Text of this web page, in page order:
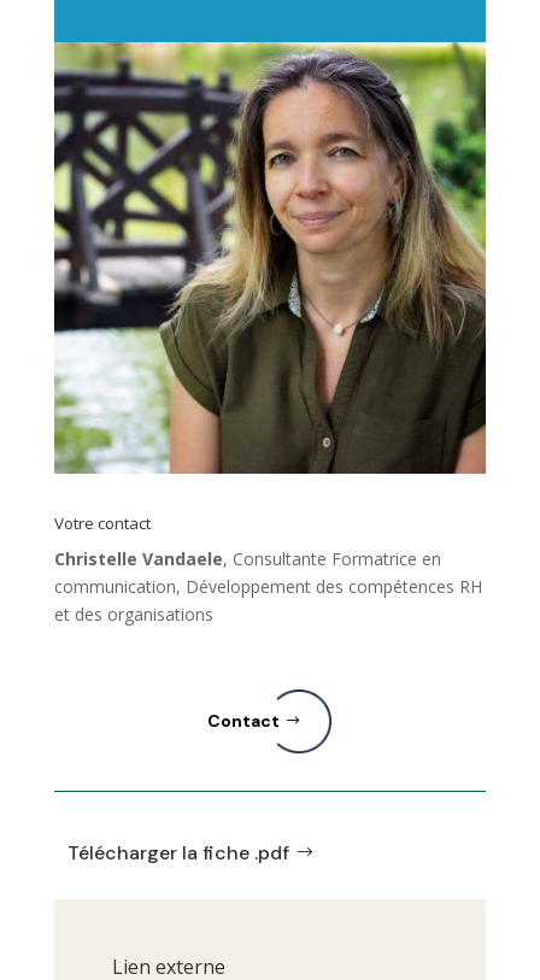
Votre contact
Christelle Vandaele, Consultante Formatrice en
communication, Développement des compétences RH
et des organisations
Contact
Télécharger la fiche .pdf
Lien externe